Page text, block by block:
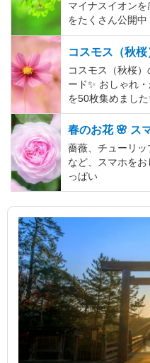
マイナスイオン
をたくさん公開
コスモス（秋
コスモス（秋桜
ード✨️ おしゃれ
を50枚集めました
春のお花 🌸 ス
薔薇、チューリ
など、スマホを
っぱい